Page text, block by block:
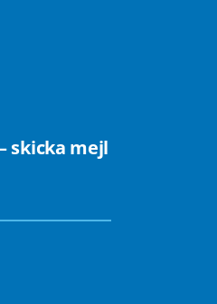
skicka mejl